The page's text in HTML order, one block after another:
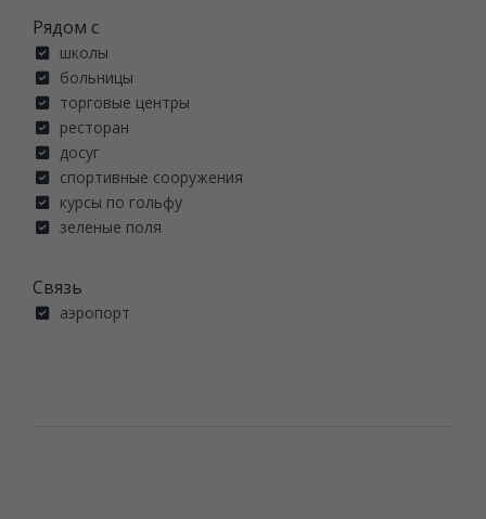
Рядом с
школы
больницы
торговые центры
ресторан
досуг
спортивные сооружения
курсы по гольфу
зеленые поля
Связь
аэропорт